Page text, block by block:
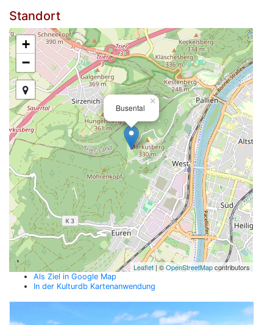
Standort
Busental
×
+
−
Leaflet | ©OpenStreetMapcontributors
Als Ziel in Google Map
In der Kulturdb Kartenanwendung